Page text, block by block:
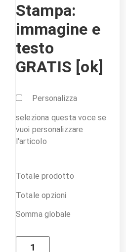
Stampa:
immagine e
testo
GRATIS [ok]
Personalizza
seleziona questa voce se
vuoi personalizzare
l'articolo
Totale prodotto
Totale opzioni
Somma globale